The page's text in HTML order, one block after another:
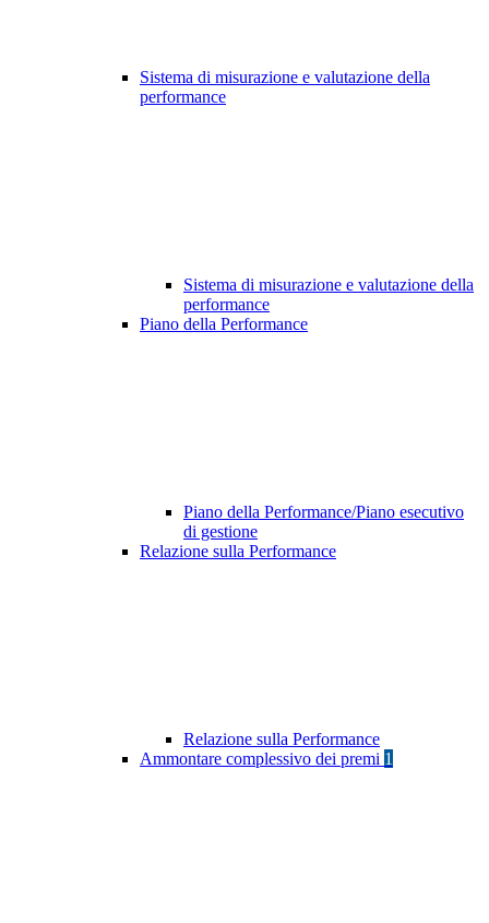
Sistema di misurazione e valutazione della
performance
Sistema di misurazione e valutazione della
performance
Piano della Performance
Piano della Performance/Piano esecutivo
di gestione
Relazione sulla Performance
Relazione sulla Performance
Ammontare complessivo dei premi 1